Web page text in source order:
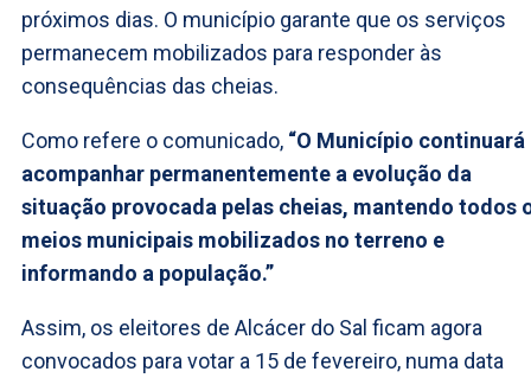
próximos dias. O município garante que os serviços
permanecem mobilizados para responder às
consequências das cheias.
Como refere o comunicado, “O Município continuará
acompanhar permanentemente a evolução da
situação provocada pelas cheias, mantendo todos
meios municipais mobilizados no terreno e
informando a população.”
Assim, os eleitores de Alcácer do Sal ficam agora
convocados para votar a 15 de fevereiro, numa data